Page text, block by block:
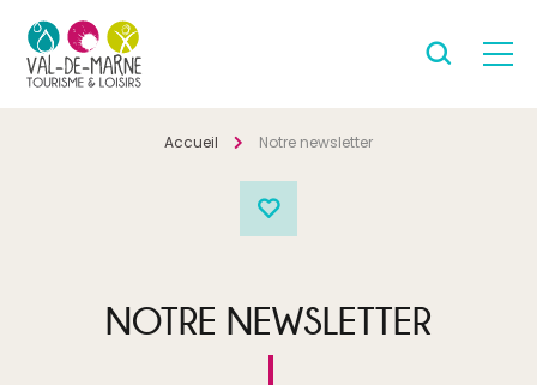
Accueil Notre newsletter
NOTRE NEWSLETTER